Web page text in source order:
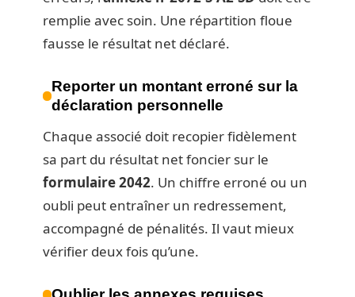
remplie avec soin. Une répartition floue
fausse le résultat net déclaré.
Reporter un montant erroné sur la
déclaration personnelle
Chaque associé doit recopier fidèlement
sa part du résultat net foncier sur le
formulaire 2042. Un chiffre erroné ou un
oubli peut entraîner un redressement,
accompagné de pénalités. Il vaut mieux
vérifier deux fois qu’une.